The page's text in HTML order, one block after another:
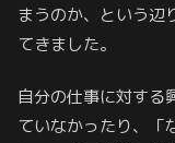
まうのか、という辺
てきました。
自分の仕事に対する
ていなかったり、「